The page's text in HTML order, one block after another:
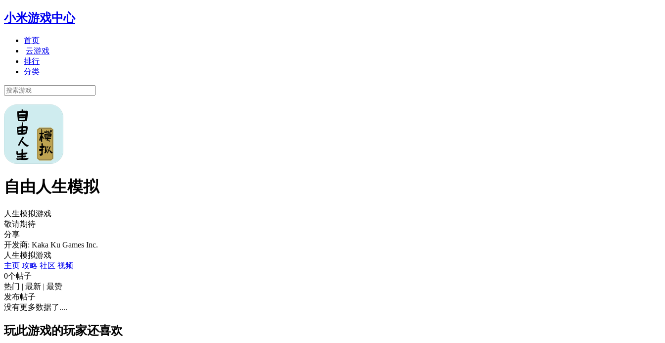
小米游戏中心
首页
云游戏
排行
分类
自由人生模拟
人生模拟游戏
敬请期待
分享
开发商: Kaka Ku Games Inc.
人生模拟游戏
主页 攻略 社区 视频
0个帖子
热门 | 最新 | 最赞
发布帖子
没有更多数据了....
玩此游戏的玩家还喜欢